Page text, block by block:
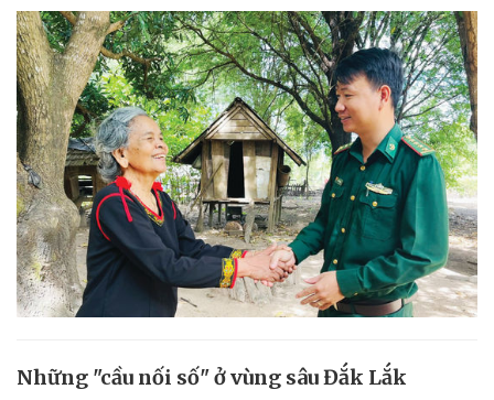
Những "cầu nối số" ở vùng sâu Đắk Lắk